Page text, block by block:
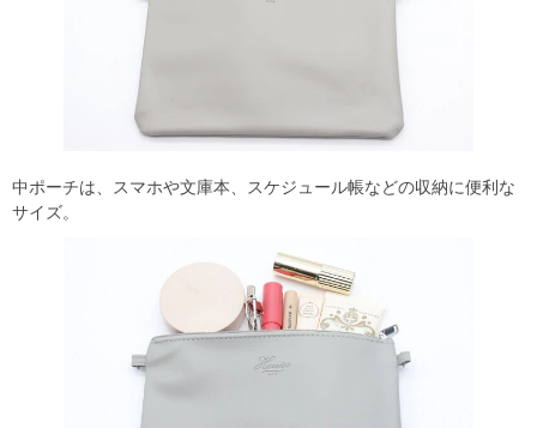
中ポーチは、スマホや文庫本、スケジュール帳などの収納に便利な
サイズ。